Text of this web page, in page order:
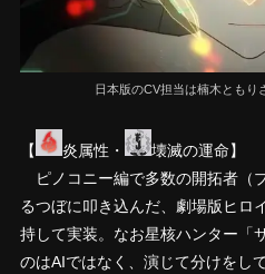
日本版のCV担当は楠木ともり
【 炎属性・
壊滅の運命】
ピノコニー編で多数の開拓者（
るつぼに叩き込んだ、劇場版ヒロ
持して実装。なお星核ハンター「
のはAIではなく、演じて分けをし